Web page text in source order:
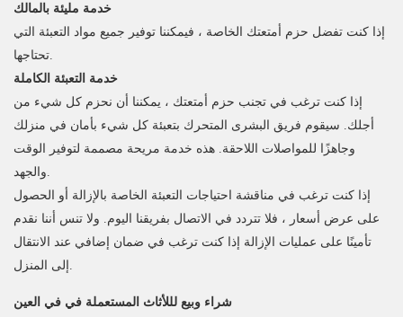
خدمة مليئة بالمالك
إذا كنت تفضل حزم أمتعتك الخاصة ، فيمكننا توفير جميع مواد التعبئة التي
خدمة التعبئة الكاملة
إذا كنت ترغب في تجنب حزم أمتعتك ، يمكننا أن نحزم كل شيء من
أجلك. سيقوم فريق البشرى المتحرك بتعبئة كل شيء بأمان في منزلك
وجاهزًا للمواصلات اللاحقة. هذه خدمة مريحة مصممة لتوفير الوقت
إذا كنت ترغب في مناقشة احتياجات التعبئة الخاصة بالإزالة أو الحصول
على عرض أسعار ، فلا تتردد في الاتصال بفريقنا اليوم. ولا تنس أننا نقدم
تأمينًا على عمليات الإزالة إذا كنت ترغب في ضمان إضافي عند الانتقال
شراء وبيع لللأثاث المستعملة في في العين